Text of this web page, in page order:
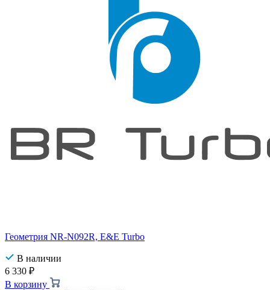
Геометрия NR-N092R, E&E Turbo
В наличии
6 330 ₽
В корзину